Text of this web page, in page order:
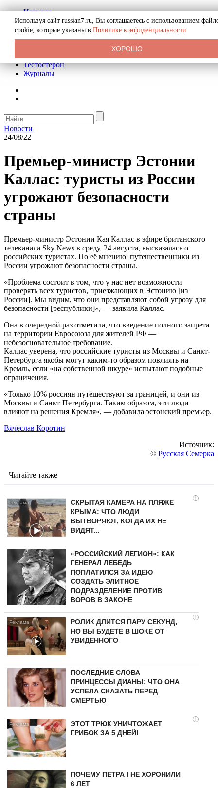
История
Биография
Криминал
Реклама на сайте
Тестостерон
Журналы
Новости
24/08/22
Премьер-министр Эстонии
Каллас: туристы из России
угрожают безопасности
страны
Премьер-министр Эстонии Кая Каллас в эфире британского
телеканала Sky News в среду, 24 августа, высказалась о
российских туристах. По её мнению, путешественники из
России угрожают безопасности страны.
«Проблема состоит в том, что у нас нет возможности
проверять всех туристов, приезжающих в Эстонию [из
России]. Мы видим, что они представляют собой угрозу для
безопасности [республики]», — заявила Каллас.
Она в очередной раз отметила, что введение полного запрета
на территории Евросоюза для жителей РФ —
небезосновательное требование.
Каллас уверена, что российские туристы из Москвы и Санкт-
Петербурга якобы могут каким-то образом повлиять на
Кремль, если «на собственной шкуре» испытают подобные
ограничения.
«Только 10% россиян путешествуют за границей, и они из
Москвы и Санкт-Петербурга. Таким образом, эти люди
влияют на решения Кремля», — добавила эстонский премьер.
Вячеслав Коротин
Источник:
© Русская Семерка
Читайте также
i
СКРЫТАЯ КАМЕРА НА ПЛЯЖЕ
КРЫМА: ЧТО ЛЮДИ
ВЫТВОРЯЮТ, КОГДА ИХ НЕ
ВИДЯТ...
«РОССИЙСКИЙ ЛЕГИОН»: КАК
ГЕНЕРАЛ ЛЕБЕДЬ
ПОПЛАТИЛСЯ ЗА ИДЕЮ
СОЗДАТЬ ЭЛИТНОЕ
ПОДРАЗДЕЛЕНИЕ ПРОТИВ
ВОРОВ В ЗАКОНЕ
i
РОЛИК ДЛИТСЯ ПАРУ СЕКУНД,
НО ВЫ БУДЕТЕ В ШОКЕ ОТ
УВИДЕННОГО
ПОСЛЕДНИЕ СЛОВА
ПРИНЦЕССЫ ДИАНЫ: ЧТО ОНА
УСПЕЛА СКАЗАТЬ ПЕРЕД
СМЕРТЬЮ
i
ЭТОТ ТРЮК УНИЧТОЖАЕТ
ГРИБОК ЗА 5 ДНЕЙ!
ПОЧЕМУ ПЕТРА I НЕ ХОРОНИЛИ
6 ЛЕТ
Используя сайт russian7.ru, Вы соглашаетесь с использованием
cookie, которые указаны в Политике конфиденциальности
ХОРОШО